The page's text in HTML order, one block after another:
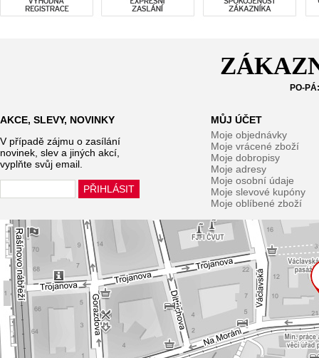
PO-
AKCE, SLEVY, NOVINKY
V případě zájmu o zasílání
novinek, slev a jiných akcí,
vyplňte svůj email.
MŮJ ÚČET
Moje objednávky
Moje vrácené zboží
Moje dobropisy
Moje adresy
Moje osobní údaje
Moje slevové kupóny
Moje oblíbené zboží